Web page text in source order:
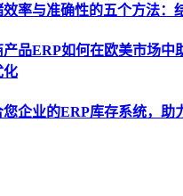
率与准确性的五个方法：
产品ERP如何在欧美市场中
化
您企业的ERP库存系统，助